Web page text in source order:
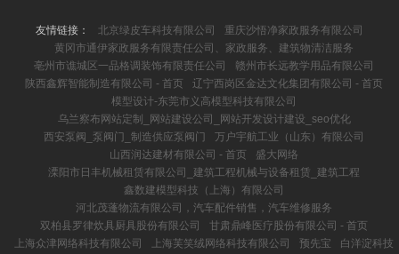
友情链接： 北京绿皮车科技有限公司
重庆沙悟净家政服务有限公司
黄冈市通伊家政服务有限责任公司、家政服务、建筑物清洁服务
亳州市谯城区一品格调装饰有限责任公司
赣州市长远教学用品有限公司
陕西鑫辉智能制造有限公司 - 首页
辽宁西岗区金达文化集团有限公司 - 首页
模型设计-东莞市义高模型科技有限公司
乌兰察布网站定制_网站建设公司_网站开发设计建设_seo优化
西安泵阀_泵阀门_制造供应泵阀门
万户宇航工业（山东）有限公司
山西润达建材有限公司 - 首页
盛大网络
溧阳市日丰机械租赁有限公司_建筑工程机械与设备租赁_建筑工程
鑫数建模型科技（上海）有限公司
河北茂蓬物流有限公司，汽车配件销售，汽车维修服务
双柏县罗律炊具厨具股份有限公司
甘肃鼎峰医疗股份有限公司 - 首页
上海众津网络科技有限公司
上海芙笑绒网络科技有限公司 预先宝
白洋淀科技